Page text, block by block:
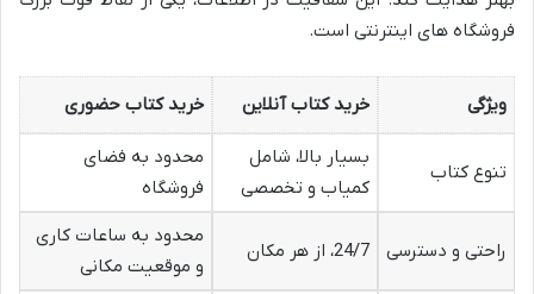
فروشگاه های اینترنتی است.
ویژگی خرید کتاب آنلاین خرید کتاب حضوری
تنوع کتاب
بسیار بالا، شامل
کمیاب و تخصصی
محدود به فضای
فروشگاه
راحتی و دسترسی 24/7، از هر مکان
محدود به ساعات کاری
و موقعیت مکانی